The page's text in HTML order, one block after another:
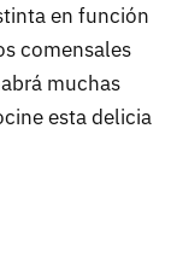
en función
comensales
muchas
esta delicia